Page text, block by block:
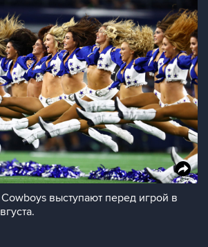
выступают перед игрой в